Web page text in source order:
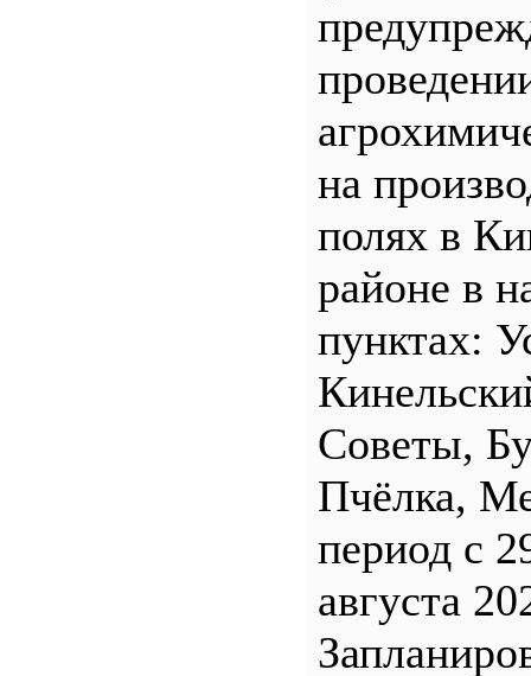
на
полях в
районе в
пунктах:
Советы,
Пчёлка,
период с
августа